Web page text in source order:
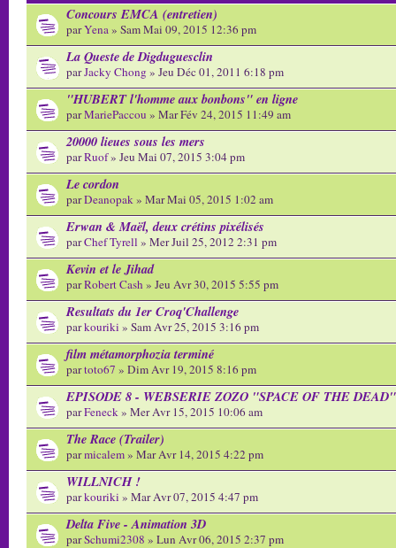
Concours EMCA (entretien)
parYena» Sam Mai 09, 2015 12:36 pm
La Queste de Digduguesclin
parJacky Chong » Jeu Déc 01, 2011 6:18 pm
"HUBERT l'homme aux bonbons" en ligne
parMariePaccou » Mar Fév 24, 2015 11:49 am
20000 lieues sous les mers
parRuof» Jeu Mai 07, 2015 3:04 pm
Le cordon
parDeanopak» Mar Mai 05, 2015 1:02 am
Erwan & Maël, deux crétins pixélisés
parChef Tyrell » Mer Juil 25, 2012 2:31 pm
Kevin et le Jihad
parRobert Cash» Jeu Avr 30, 2015 5:55 pm
Resultats du 1er Croq'Challenge
parkouriki » Sam Avr 25, 2015 3:16 pm
film métamorphozia terminé
partoto67 » Dim Avr 19, 2015 8:16 pm
EPISODE 8 - WEBSERIE ZOZO "SPACE OF THE DEAD"
parFeneck» Mer Avr 15, 2015 10:06 am
The Race (Trailer)
parmicalem» Mar Avr 14, 2015 4:22 pm
WILLNICH !
parkouriki » Mar Avr 07, 2015 4:47 pm
Delta Five - Animation 3D
parSchumi2308 » Lun Avr 06, 2015 2:37 pm